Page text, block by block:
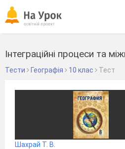
Інтеграційні процеси та
Тести Географія 10 клас Тест
Шахрай Т. В.